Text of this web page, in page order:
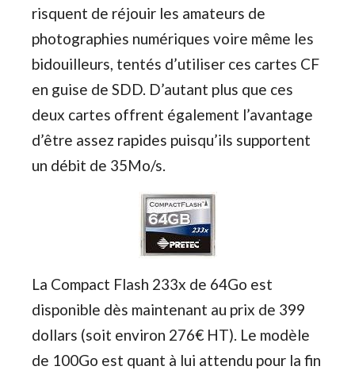
risquent de réjouir les amateurs de
photographies numériques voire même les
bidouilleurs, tentés d’utiliser ces cartes CF
en guise de SDD. D’autant plus que ces
deux cartes offrent également l’avantage
d’être assez rapides puisqu’ils supportent
un débit de 35Mo/s.
La Compact Flash 233x de 64Go est
disponible dès maintenant au prix de 399
dollars (soit environ 276€ HT). Le modèle
de 100Go est quant à lui attendu pour la fin